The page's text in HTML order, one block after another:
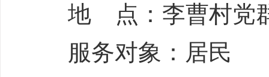
地 点：李曹村党
服务对象：居民